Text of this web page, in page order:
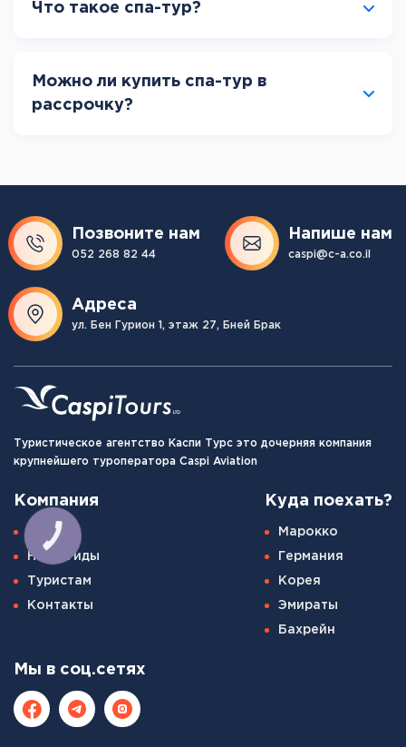
Что такое спа-тур?
Можно ли купить спа-тур в
рассрочку?
Позвоните нам
052 268 82 44
Напише нам
caspi@c-a.co.il
Адреса
ул. Бен Гурион 1, этаж 27, Бней Брак
Туристическое агентство Каспи Турс это дочерняя компания
крупнейшего туроператора Caspi Aviation
Компания
О нас
Наши гиды
Туристам
Контакты
Куда поехать?
Марокко
Германия
Корея
Эмираты
Бахрейн
Мы в соц.сетях
КНОПКА
СВЯЗИ